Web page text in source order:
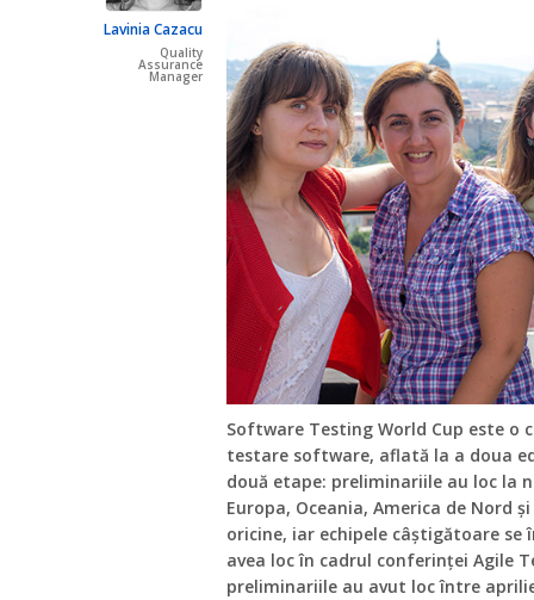
Lavinia Cazacu
Quality
Assurance
Manager
Software Testing World Cup este
testare software, aflată la a doua
două etape: preliminariile au loc la
Europa, Oceania, America de Nord
oricine, iar echipele câștigătoare
avea loc în cadrul conferinței Agile
preliminariile au avut loc între